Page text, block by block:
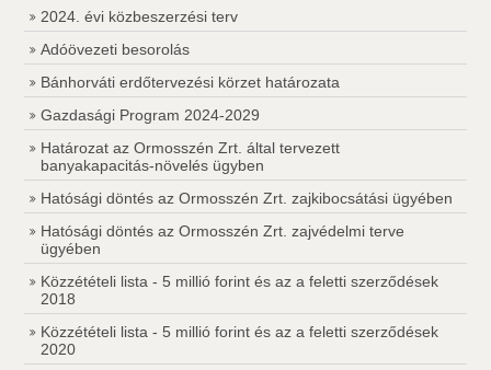
2024. évi közbeszerzési terv
Adóövezeti besorolás
Bánhorváti erdőtervezési körzet határozata
Gazdasági Program 2024-2029
Határozat az Ormosszén Zrt. által tervezett
banyakapacitás-növelés ügyben
Hatósági döntés az Ormosszén Zrt. zajkibocsátási ügyében
Hatósági döntés az Ormosszén Zrt. zajvédelmi terve
ügyében
Közzétételi lista - 5 millió forint és az a feletti szerződések
2018
Közzétételi lista - 5 millió forint és az a feletti szerződések
2020